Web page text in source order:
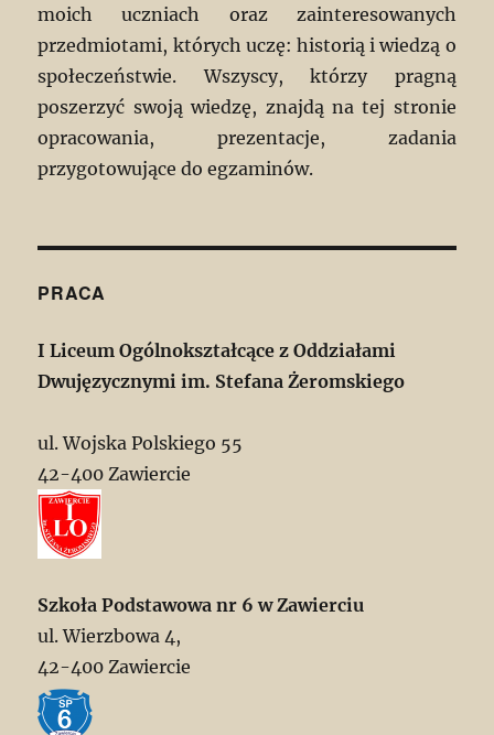
moich uczniach oraz zainteresowanych
przedmiotami, których uczę: historią i wiedzą o
społeczeństwie. Wszyscy, którzy pragną
poszerzyć swoją wiedzę, znajdą na tej stronie
opracowania, prezentacje, zadania
przygotowujące do egzaminów.
PRACA
I Liceum Ogólnokształcące z Oddziałami
Dwujęzycznymi im. Stefana Żeromskiego
ul. Wojska Polskiego 55
42-400 Zawiercie
Szkoła Podstawowa nr 6 w Zawierciu
ul. Wierzbowa 4,
42-400 Zawiercie